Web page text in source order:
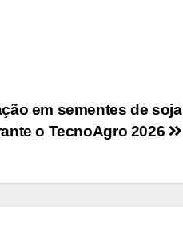
em sementes de soja
o TecnoAgro 2026